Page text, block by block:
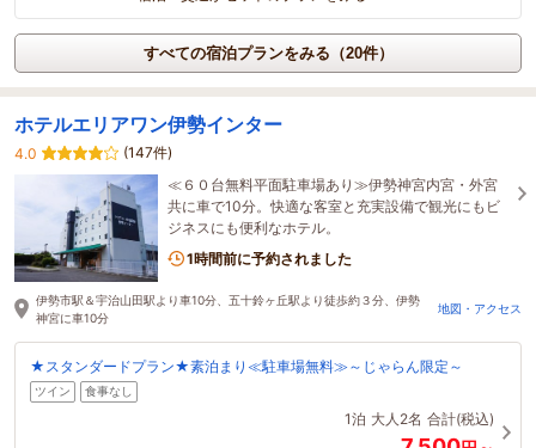
すべての宿泊プランをみる（20件）
ホテルエリアワン伊勢インター
4.0
(147件)
≪６０台無料平面駐車場あり≫伊勢神宮内宮・外宮
共に車で10分。快適な客室と充実設備で観光にもビ
ジネスにも便利なホテル。
1時間前に予約されました
伊勢市駅＆宇治山田駅より車10分、五十鈴ヶ丘駅より徒歩約３分、伊勢
神宮に車10分
地図・アクセス
★スタンダードプラン★素泊まり≪駐車場無料≫～じゃらん限定～
ツイン 食事なし
1泊 大人2名 合計(税込)